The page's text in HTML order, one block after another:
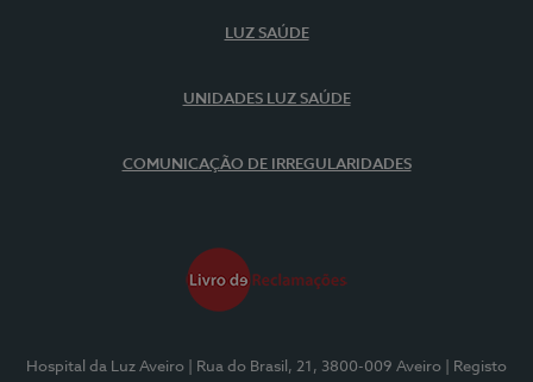
LUZ SAÚDE
UNIDADES LUZ SAÚDE
COMUNICAÇÃO DE IRREGULARIDADES
Hospital da Luz Aveiro | Rua do Brasil, 21, 3800-009 Aveiro
| Registo